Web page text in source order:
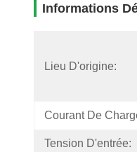
Informations
Lieu D'origine:
Courant De
Tension D'entrée: